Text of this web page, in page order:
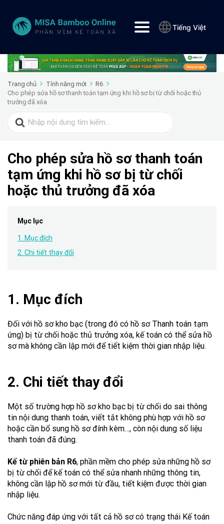
Tiếng Việt
Trang chủ Tính năng mới
R6
Cho phép sửa hồ sơ thanh toán tạm ứng khi hồ sơ bị từ chối hoặc thủ
trưởng đã xóa
Search
for:
Cho phép sửa hồ sơ thanh toán
tạm ứng khi hồ sơ bị từ chối
hoặc thủ trưởng đã xóa
Mục lục
1. Mục đích
2. Chi tiết thay đổi
1. Mục đích
Đối với hồ sơ kho bạc (trong đó có hồ sơ Thanh toán tạm
ứng) bị từ chối hoặc thủ trưởng xóa, kế toán có thể sửa hồ
sơ mà không cần lập mới để tiết kiệm thời gian nhập liệu.
2. Chi tiết thay đổi
Một số trường hợp hồ sơ kho bạc bị từ chối do sai thông
tin nội dung thanh toán, viết tắt không phù hợp với hồ sơ
hoặc cần bổ sung hồ sơ đính kèm…, còn nội dung số liệu
thanh toán đã đúng.
Kể từ phiên bản R6, phần mềm cho phép sửa những hồ sơ
bị từ chối để kế toán có thể sửa nhanh những thông tin,
không cần lập hồ sơ mới từ đầu, tiết kiệm được thời gian
nhập liệu.
Chức năng đáp ứng với tất cả hồ sơ có trạng thái Kế toán